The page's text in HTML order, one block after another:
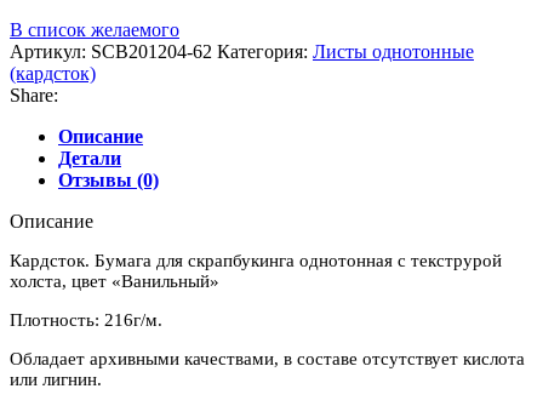
В список желаемого
Артикул: SCB201204-62 Категория: Листы однотонные
(кардсток)
Share:
Описание
Детали
Отзывы (0)
Описание
Кардсток. Бумага для скрапбукинга однотонная с текструрой
холста, цвет «Ванильный»
Плотность: 216г/м.
Обладает архивными качествами, в составе отсутствует кислота
или лигнин.